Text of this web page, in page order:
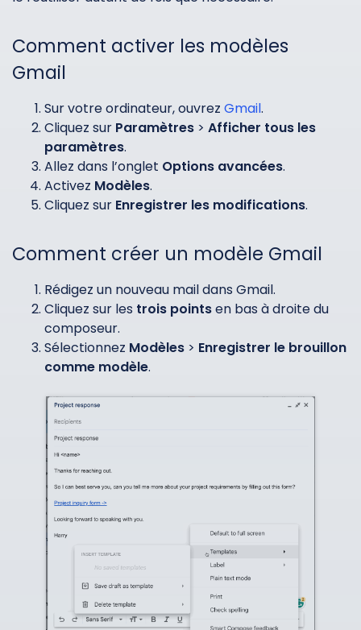
Comment activer les modèles
Gmail
Sur votre ordinateur, ouvrez Gmail.
Cliquez sur Paramètres > Afficher tous les
paramètres.
Allez dans l’onglet Options avancées.
Activez Modèles.
Cliquez sur Enregistrer les modifications.
Comment créer un modèle Gmail
Rédigez un nouveau mail dans Gmail.
Cliquez sur les trois pointsen bas à droite du
composeur.
Sélectionnez Modèles > Enregistrer le brouillon
comme modèle.